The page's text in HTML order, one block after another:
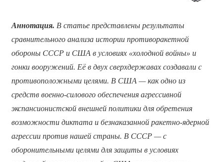
Аннотация. В статье представлены результаты
сравнительного анализа истории противоракетной
обороны СССР и США в условиях «холодной войны» и
гонки вооружений. Её в двух сверхдержавах создавали с
противоположными целями. В США — как одно из
средств военно-силового обеспечения агрессивной
экспансионистской внешней политики для обретения
возможности диктата и безнаказанной ракетно-ядерной
агрессии против нашей страны. В СССР — с
оборонительными целями для защиты в условиях